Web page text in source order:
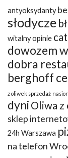
antyoksydanty
słodycze
witalny opinie
dowozem
dobra
berghoff
z oliwek sprzedaż
dyni Oliwa z
sklep
24h Warszawa
na telefon